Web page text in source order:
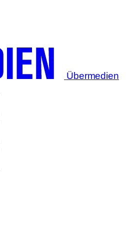
Übermedien